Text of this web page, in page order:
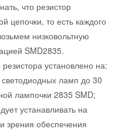
что резистор
цепочки, то есть каждого
низковольтную
SMD2835.
установлено на:
ламп до 30
лампочки 2835 SMD;
устанавливать на
зрения обеспечения